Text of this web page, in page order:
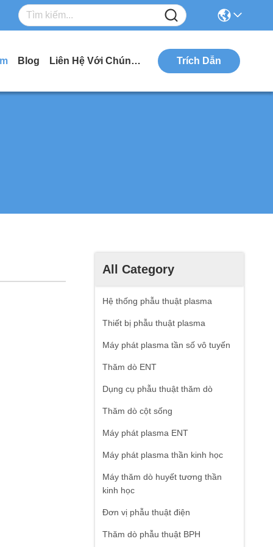
Blog Liên Hệ Với Chúng Tôi Trích Dẫn
All Category
Hệ thống phẫu thuật plasma
Thiết bị phẫu thuật plasma
Máy phát plasma tần số vô tuyến
Thăm dò ENT
Dụng cụ phẫu thuật thăm dò
Thăm dò cột sống
Máy phát plasma ENT
Máy phát plasma thần kinh học
Máy thăm dò huyết tương thần
kinh học
Đơn vị phẫu thuật điện
Thăm dò phẫu thuật BPH